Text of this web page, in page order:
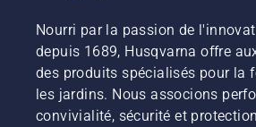
Nourri par la passion de
depuis 1689, Husqvarna offre
des produits spécialisés pour la
les jardins. Nous associons
convivialité, sécurité et